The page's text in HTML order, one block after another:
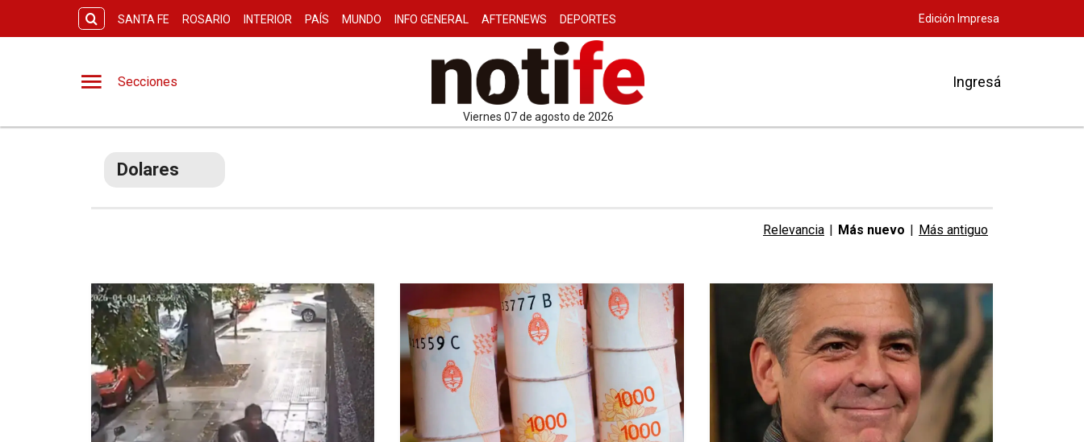
SANTA FE ROSARIO INTERIOR PAÍS MUNDO INFO GENERAL AFTERNEWS DEPORTES Edición Impresa
Secciones
viernes 07 de agosto de 2026
Ingresá
Dolares
Relevancia | Más nuevo | Más antiguo